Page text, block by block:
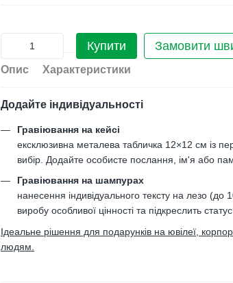
Купити Замовити
Опис Характеристики
Додайте індивідуальності
Гравіювання на кейсі
ексклюзивна металева табличка 12×12 см із
вибір. Додайте особисте послання, ім'я або
Гравіювання на шампурах
нанесення індивідуального тексту на лезо
виробу особливої цінності та підкреслить
Ідеальне рішення для подарунків на ювілеї,
людям.